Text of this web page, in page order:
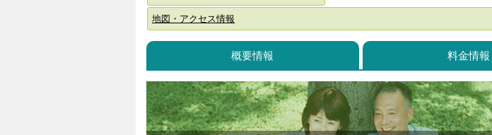
地図・アクセス情報
概要情報 料金情報